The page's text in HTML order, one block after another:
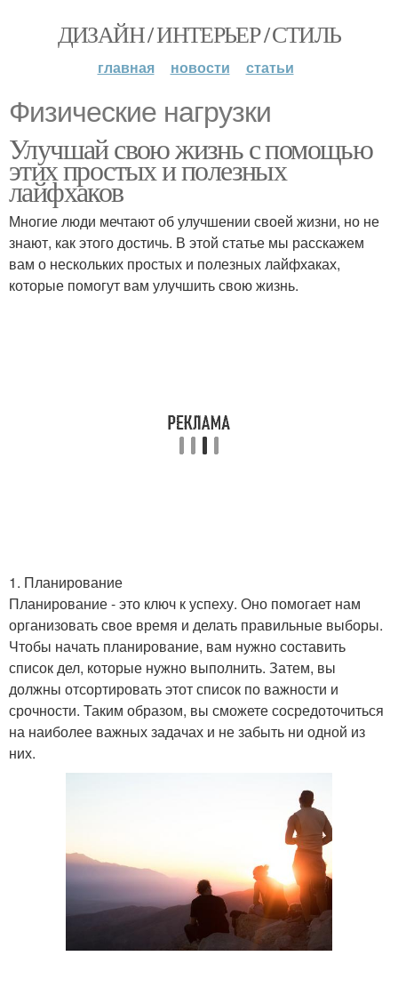
ДИЗАЙН / ИНТЕРЬЕР / СТИЛЬ
главная новости статьи
Физические нагрузки
Улучшай свою жизнь с помощью
этих простых и полезных
лайфхаков
Многие люди мечтают об улучшении своей жизни, но не
знают, как этого достичь. В этой статье мы расскажем
вам о нескольких простых и полезных лайфхаках,
которые помогут вам улучшить свою жизнь.
1. Планирование
Планирование - это ключ к успеху. Оно помогает нам
организовать свое время и делать правильные выборы.
Чтобы начать планирование, вам нужно составить
список дел, которые нужно выполнить. Затем, вы
должны отсортировать этот список по важности и
срочности. Таким образом, вы сможете сосредоточиться
на наиболее важных задачах и не забыть ни одной из
них.